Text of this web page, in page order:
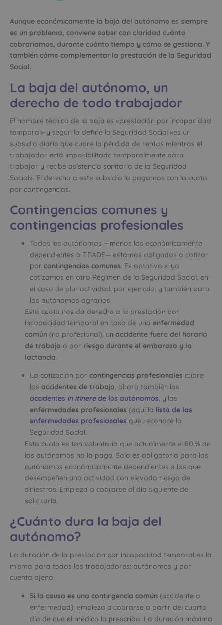
Aunque económicamente la baja del autónomo es siempre
es un problema, conviene saber con claridad cuánto
cobraríamos, durante cuánto tiempo y cómo se gestiona. Y
también cómo complementar la prestación de la Seguridad
Social.
La baja del autónomo, un
derecho de todo trabajador
El nombre técnico de la baja es «prestación por incapacidad
temporal» y según la define la Seguridad Social «es un
subsidio diario que cubre la pérdida de rentas mientras el
trabajador está imposibilitado temporalmente para
trabajar y recibe asistencia sanitaria de la Seguridad
Social». El derecho a este subsidio lo pagamos con la cuota
por contingencias.
Contingencias comunes y
contingencias profesionales
Todos los autónomos —menos los económicamente
dependientes o TRADE— estamos obligados a cotizar
por contingencias comunes. Es optativo si ya
cotizamos en otro Régimen de la Seguridad Social, en
el caso de pluriactividad, por ejemplo; y también para
los autónomos agrarios.
Esta cuota nos da derecho a la prestación por
incapacidad temporal en caso de una enfermedad
común (no profesional), un accidente fuera del horario
de trabajo o por riesgo durante el embarazo y la
lactancia.
La cotización por contingencias profesionales cubre
los accidentes de trabajo, ahora también los
accidentes in itinerede los autónomos, y las
enfermedades profesionales (aquí la lista de las
enfermedades profesionales que reconoce la
Seguridad Social.
Esta cuota es tan voluntaria que actualmente el 80 % de
los autónomos no la paga. Solo es obligatoria para los
autónomos económicamente dependientes o los que
desempeñen una actividad con elevado riesgo de
siniestros. Empieza a cobrarse al día siguiente de
solicitarla.
¿Cuánto dura la baja del
autónomo?
La duración de la prestación por incapacidad temporal es la
misma para todos los trabajadores: autónomos y por
cuenta ajena.
Si la causa es una contingencia común (accidente o
enfermedad): empieza a cobrarse a partir del cuarto
día de que el médico la prescriba. La duración máxima